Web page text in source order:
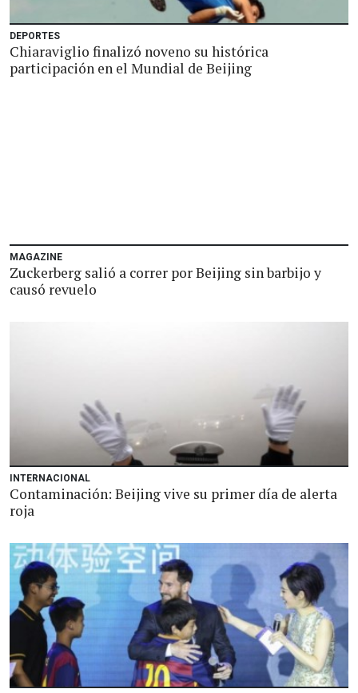
DEPORTES
Chiaraviglio finalizó noveno su histórica
participación en el Mundial de Beijing
MAGAZINE
Zuckerberg salió a correr por Beijing sin barbijo y
causó revuelo
INTERNACIONAL
Contaminación: Beijing vive su primer día de alerta
roja